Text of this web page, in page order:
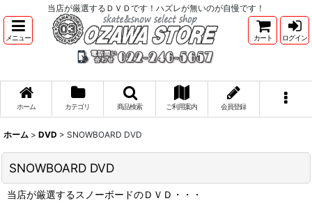
当店が厳選するＤＶＤです！ハズレが無いのが自慢です！
メニュー カート ログイン
ホーム カテゴリ 商品検索 ご利用案内 会員登録
ホーム > DVD > SNOWBOARD DVD
SNOWBOARD DVD
当店が厳選するスノーボードのＤＶＤ・・・